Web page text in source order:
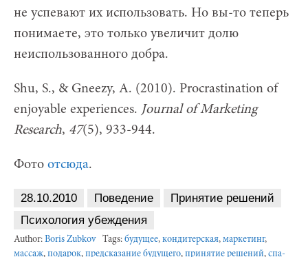
не успевают их использовать. Но вы-то теперь
понимаете, это только увеличит долю
неиспользованного добра.
Shu, S., & Gneezy, A. (2010). Procrastination of
enjoyable experiences. Journal of Marketing
Research, 47(5), 933-944.
Фото отсюда.
28.10.2010 Поведение
Принятие решений
Психология убеждения
Author: Boris Zubkov Tags: будущее, кондитерская, маркетинг,
массаж, подарок, предсказание будущего, принятие решений, спа-